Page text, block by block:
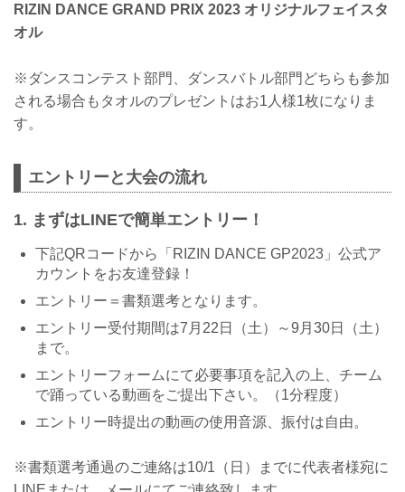
RIZIN DANCE GRAND PRIX 2023 オリジナルフェイスタ
オル
※ダンスコンテスト部門、ダンスバトル部門どちらも参加
される場合もタオルのプレゼントはお1人様1枚になりま
す。
エントリーと大会の流れ
1. まずはLINEで簡単エントリー！
下記QRコードから「RIZIN DANCE GP2023」公式ア
カウントをお友達登録！
エントリー＝書類選考となります。
エントリー受付期間は7月22日（土）～9月30日（土）
まで。
エントリーフォームにて必要事項を記入の上、チーム
で踊っている動画をご提出下さい。（1分程度）
エントリー時提出の動画の使用音源、振付は自由。
※書類選考通過のご連絡は10/1（日）までに代表者様宛に